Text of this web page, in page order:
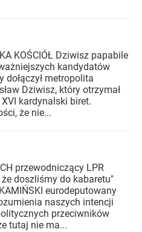
KOŚCIÓŁ Dziwisz papabile
kandydatów
dołączył metropolita
Dziwisz, który otrzymał
kardynalski biret.
że nie...
przewodniczący LPR
doszliśmy do kabaretu"
eurodeputowany
naszych intencji
przeciwników
tutaj nie ma...